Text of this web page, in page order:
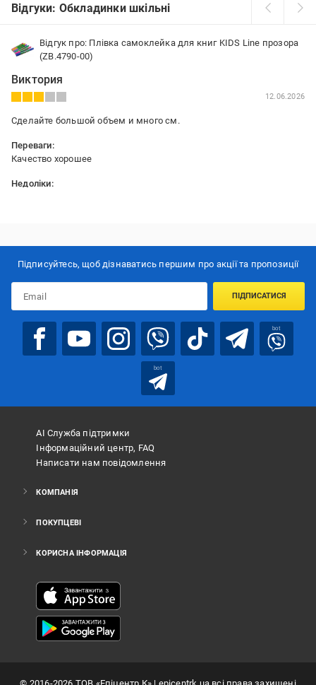
Відгуки: Обкладинки шкільні
Відгук про: Плівка самоклейка для книг KIDS Line прозора
(ZB.4790-00)
Виктория
12.06.2026
Сделайте большой объем и много см.
Переваги:
Качество хорошее
Недоліки:
Підписуйтесь, щоб дізнаватись першим про акції та пропозиції
ПІДПИСАТИСЯ
bot
bot
АІ Служба підтримки
Інформаційний центр, FAQ
Написати нам повідомлення
КОМПАНІЯ
ПОКУПЦЕВІ
КОРИСНА ІНФОРМАЦІЯ